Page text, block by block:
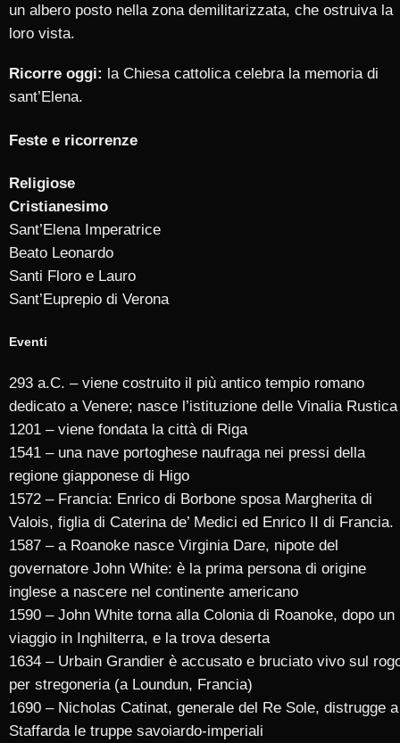
un albero posto nella zona demilitarizzata, che ostruiva la
loro vista.
Ricorre oggi: la Chiesa cattolica celebra la memoria di
sant’Elena.
Feste e ricorrenze
Religiose
Cristianesimo
Sant’Elena Imperatrice
Beato Leonardo
Santi Floro e Lauro
Sant’Euprepio di Verona
Eventi
293 a.C. – viene costruito il più antico tempio romano
dedicato a Venere; nasce l’istituzione delle Vinalia Rustica
1201 – viene fondata la città di Riga
1541 – una nave portoghese naufraga nei pressi della
regione giapponese di Higo
1572 – Francia: Enrico di Borbone sposa Margherita di
Valois, figlia di Caterina de’ Medici ed Enrico II di Francia.
1587 – a Roanoke nasce Virginia Dare, nipote del
governatore John White: è la prima persona di origine
inglese a nascere nel continente americano
1590 – John White torna alla Colonia di Roanoke, dopo un
viaggio in Inghilterra, e la trova deserta
1634 – Urbain Grandier è accusato e bruciato vivo sul
per stregoneria (a Loundun, Francia)
1690 – Nicholas Catinat, generale del Re Sole, distrugge a
Staffarda le truppe savoiardo-imperiali